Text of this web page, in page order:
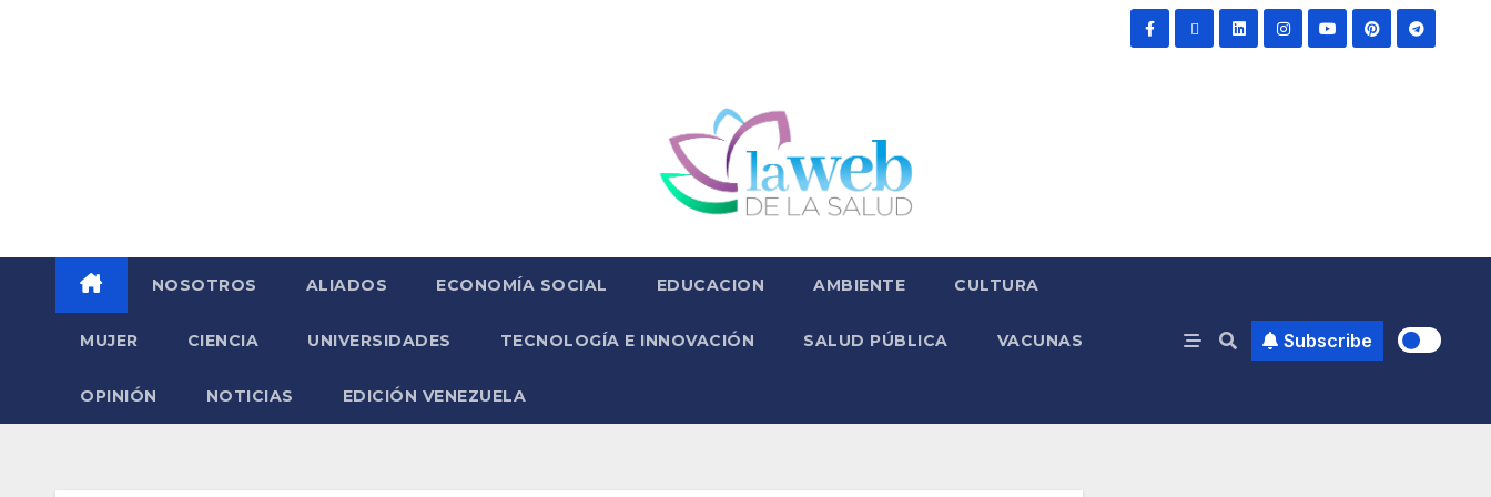
NOSOTROS ALIADOS ECONOMÍA SOCIAL EDUCACION AMBIENTE CULTURA
MUJER CIENCIA UNIVERSIDADES TECNOLOGÍA E INNOVACIÓN SALUD PÚBLICA VACUNAS
OPINIÓN NOTICIAS EDICIÓN VENEZUELA
Subscribe